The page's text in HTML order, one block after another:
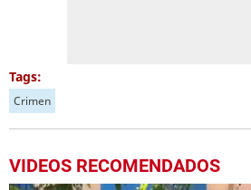
Tags:
Crimen
VIDEOS RECOMENDADOS